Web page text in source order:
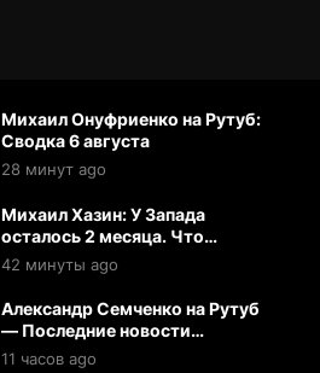
Михаил Онуфриенко на Рутуб:
Сводка 6 августа
28 минут ago
Михаил Хазин: У Запада
осталось 2 месяца. Что
дальше?
42 минуты ago
Александр Семченко на Рутуб
— Последние новости
(06.08.2026)
11 часов ago